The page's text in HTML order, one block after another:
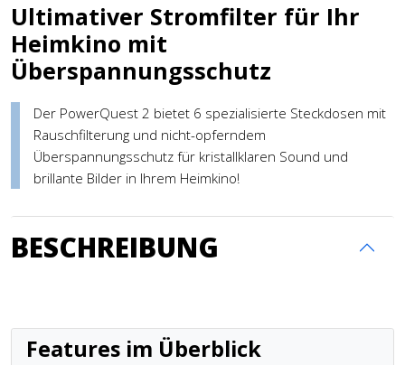
Ultimativer Stromfilter für Ihr
Heimkino mit
Überspannungsschutz
Der PowerQuest 2 bietet 6 spezialisierte Steckdosen mit
Rauschfilterung und nicht-opferndem
Überspannungsschutz für kristallklaren Sound und
brillante Bilder in Ihrem Heimkino!
BESCHREIBUNG
Features im Überblick